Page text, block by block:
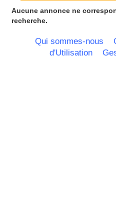
Aucune annonce ne
recherche.
Qui sommes-nous
d'Utilisation